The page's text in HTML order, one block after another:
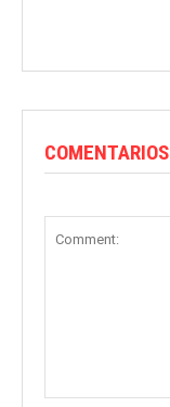
COMENTARIOS